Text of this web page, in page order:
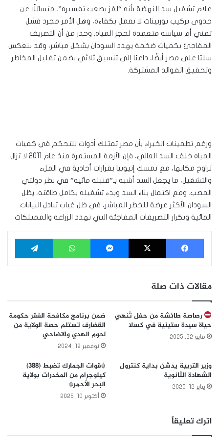
علام تشغيل سد النهضة بأنه “لغز يصعب تفسيره”، متسائلًا عن
جدوى تركيب توربينات لا تعمل بكفاءة، وهل الأمر مجرد فشل
تقني أم سياسة متعمدة لحجز المياه. وحذر من أن التصريف
المفاجئ بكميات ضخمة يهدد السودان بشكل مباشر، وقد ينعكس
سلبًا على مصر أيضًا، داعيًا إلى تنسيق ثلاثي يضمن تقليل المخاطر
وتحقيق الفوائد المشتركة.
ورغم تطمينات الخبراء بأن مصر تمتلك أدوات للتحكم في كميات
المياه خلف السد العالي، فإن الأزمة المستمرة منذ عام 2011 لا تزال
تراوح مكانها، مع تمسك إثيوبيا بقرارات أحادية في الملء
والتشغيل، ما يجعل السد أشبه بـ”قنبلة مائية” في نظر دولتي
المصب. ومع اكتمال بناء السد وبدء تشغيله بكامل طاقته، يظل
السودان الأكثر عرضة للخطر المباشر، في ظل غياب تبادل البيانات
المائية وتكرار التصريفات المفاجئة التي تهدد الزراعة والممتلكات
فيسبوك ‫X ماسنجر واتساب
مقالات ذات صلة
رصاصة طائشة من حفل تُنهي
حياة سيدة ستينية في كسلا
مايو 22, 2025
ضمن برنامج مكافحة الفقر حكومة
القضارف تستلم حصة الولاية من
لحوم الهدي والاضاحي
نوفمبر 19, 2024
وزير التربية يدشن بداية كنترول
الشهادة الثانوية
يناير 12, 2025
*قوات الجمارك تضبط (388)
كيلوجرام من المخدرات بولاية
البحر الأحمر*
أكتوبر 10, 2025
اترك تعليقاً